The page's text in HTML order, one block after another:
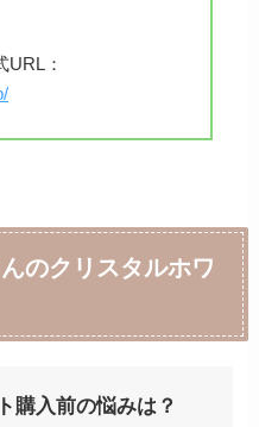
URL：
のクリスタルホワ
購入前の悩みは？